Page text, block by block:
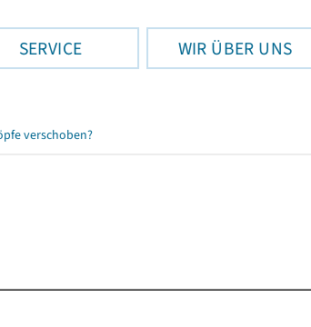
SERVICE WIR ÜBER UNS
verschoben?